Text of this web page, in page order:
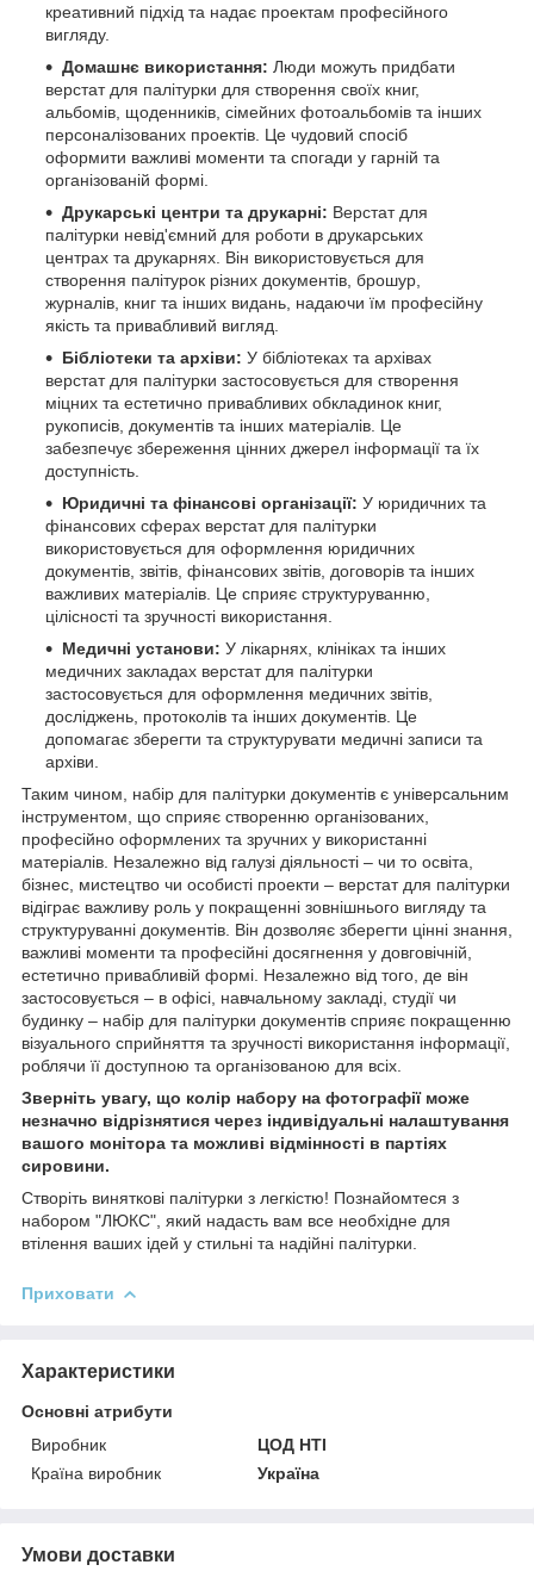
креативний підхід та надає проектам професійного
вигляду.
Домашнє використання: Люди можуть придбати
верстат для палітурки для створення своїх книг,
альбомів, щоденників, сімейних фотоальбомів та інших
персоналізованих проектів. Це чудовий спосіб
оформити важливі моменти та спогади у гарній та
організованій формі.
Друкарські центри та друкарні: Верстат для
палітурки невід'ємний для роботи в друкарських
центрах та друкарнях. Він використовується для
створення палітурок різних документів, брошур,
журналів, книг та інших видань, надаючи їм професійну
якість та привабливий вигляд.
Бібліотеки та архіви: У бібліотеках та архівах
верстат для палітурки застосовується для створення
міцних та естетично привабливих обкладинок книг,
рукописів, документів та інших матеріалів. Це
забезпечує збереження цінних джерел інформації та їх
доступність.
Юридичні та фінансові організації: У юридичних та
фінансових сферах верстат для палітурки
використовується для оформлення юридичних
документів, звітів, фінансових звітів, договорів та інших
важливих матеріалів. Це сприяє структуруванню,
цілісності та зручності використання.
Медичні установи: У лікарнях, клініках та інших
медичних закладах верстат для палітурки
застосовується для оформлення медичних звітів,
досліджень, протоколів та інших документів. Це
допомагає зберегти та структурувати медичні записи та
архіви.
Таким чином, набір для палітурки документів є універсальним
інструментом, що сприяє створенню організованих,
професійно оформлених та зручних у використанні
матеріалів. Незалежно від галузі діяльності – чи то освіта,
бізнес, мистецтво чи особисті проекти – верстат для палітурки
відіграє важливу роль у покращенні зовнішнього вигляду та
структуруванні документів. Він дозволяє зберегти цінні знання,
важливі моменти та професійні досягнення у довговічній,
естетично привабливій формі. Незалежно від того, де він
застосовується – в офісі, навчальному закладі, студії чи
будинку – набір для палітурки документів сприяє покращенню
візуального сприйняття та зручності використання інформації,
роблячи її доступною та організованою для всіх.
Зверніть увагу, що колір набору на фотографії може
незначно відрізнятися через індивідуальні налаштування
вашого монітора та можливі відмінності в партіях
сировини.
Створіть виняткові палітурки з легкістю! Познайомтеся з
набором "ЛЮКС", який надасть вам все необхідне для
втілення ваших ідей у стильні та надійні палітурки.
Приховати
Характеристики
Основні атрибути
Виробник
ЦОД НТІ
Країна виробник
Україна
Умови доставки